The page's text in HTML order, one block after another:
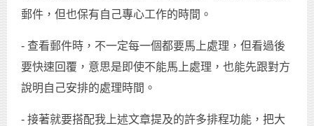
郵件，但也保有自己專心工作的時間。
- 查看郵件時，不一定每一個都要馬上處理，但看過後
要快速回覆，意思是即使不能馬上處理，也能先跟對方
說明自己安排的處理時間。
- 接著就要搭配我上述文章提及的許多排程功能，把大